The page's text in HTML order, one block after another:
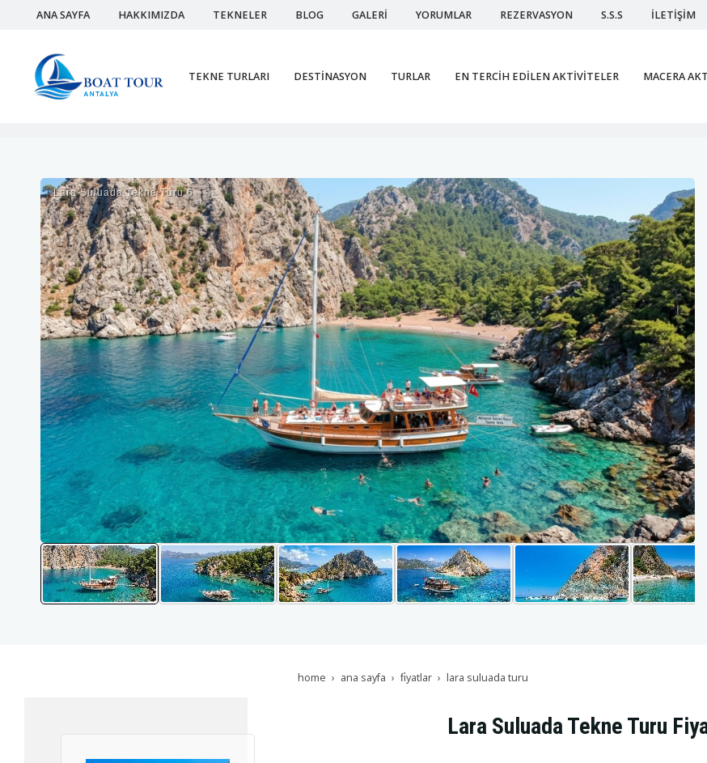
ANA SAYFA HAKKIMIZDA TEKNELER BLOG GALERİ YORUMLAR REZERVASYON S.S.S İLETİŞİM
TEKNE TURLARI DESTİNASYON TURLAR EN TERCİH EDİLEN AKTİVİTELER MACERA
Lara Suluada Tekne Turu 6
home ana sayfa fi̇yatlar lara suluada turu
Lara Suluada Tekne Turu